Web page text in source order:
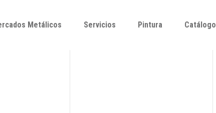
Metálicos Servicios Pintura Catálogo